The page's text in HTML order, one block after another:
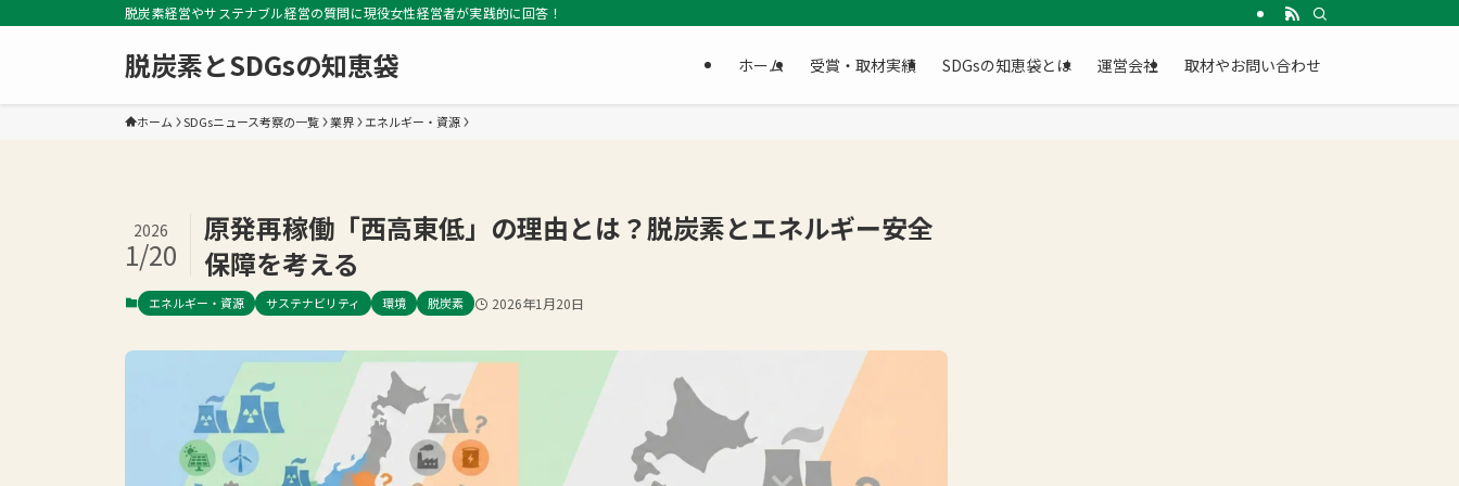
脱炭素経営やサステナブル経営の質問に現役女性経営者が実践的に回答！
脱炭素とSDGsの知恵袋 ホーム 受賞・取材実績 SDGsの知恵袋とは 運営会社 取材やお問い合わせ
ホーム SDGsニュース考察の一覧 業界 エネルギー・資源
原発再稼働「西高東低」の理由とは？脱炭素とエネルギー安全
保障を考える
2026
1/20
エネルギー・資源 サステナビリティ 環境 脱炭素 2026年1月20日